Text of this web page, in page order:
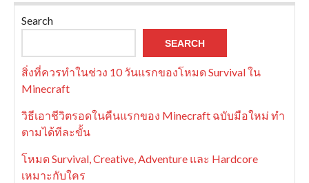
Search
SEARCH
สิ่งที่ควรทำในช่วง 10 วันแรกของโหมด Survival ใน
Minecraft
วิธีเอาชีวิตรอดในคืนแรกของ Minecraft ฉบับมือใหม่ ทำ
ตามได้ทีละขั้น
โหมด Survival, Creative, Adventure และ Hardcore
เหมาะกับใคร